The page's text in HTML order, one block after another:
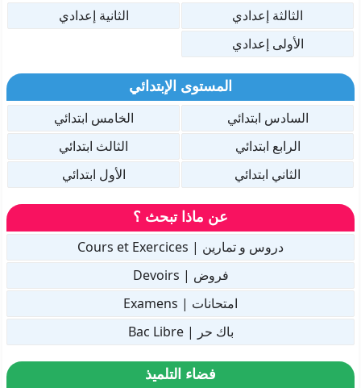
الثالثة إعدادي
الثانية إعدادي
الأولى إعدادي
المستوى الإبتدائي
السادس ابتدائي
الخامس ابتدائي
الرابع ابتدائي
الثالث ابتدائي
الثاني ابتدائي
الأول ابتدائي
عن ماذا تبحث ؟
دروس و تمارين | Cours et Exercices
فروض | Devoirs
امتحانات | Examens
باك حر | Bac Libre
فضاء التلميذ